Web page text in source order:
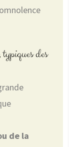
des
de la